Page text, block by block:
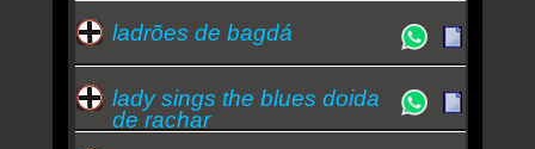
ladrões de bagdá
lady sings the blues doida
de rachar